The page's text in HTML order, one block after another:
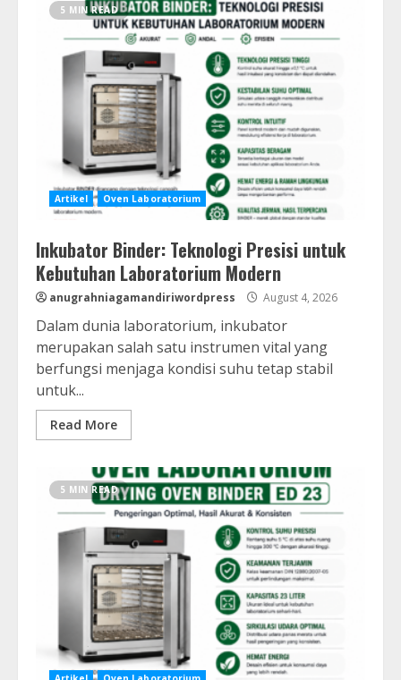
5 MIN READ
Artikel Oven Laboratorium
Inkubator Binder: Teknologi Presisi untuk
Kebutuhan Laboratorium Modern
anugrahniagamandiriwordpress August 4, 2026
Dalam dunia laboratorium, inkubator
merupakan salah satu instrumen vital yang
berfungsi menjaga kondisi suhu tetap stabil
untuk...
Read More
5 MIN READ